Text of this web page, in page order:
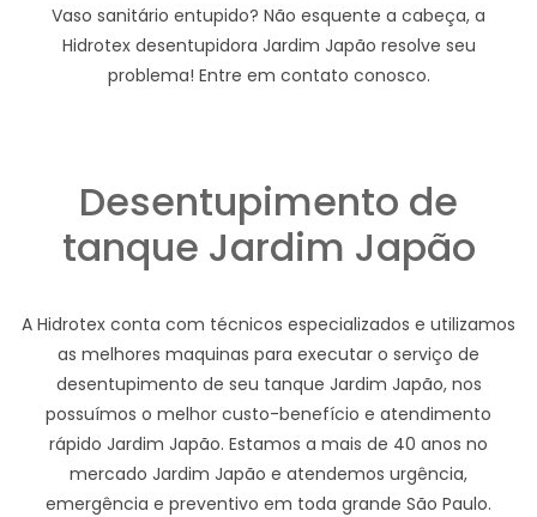
Vaso sanitário entupido? Não esquente a cabeça, a
Hidrotex desentupidora Jardim Japão resolve seu
problema! Entre em contato conosco.
Desentupimento de
tanque Jardim Japão
A Hidrotex conta com técnicos especializados e utilizamos
as melhores maquinas para executar o serviço de
desentupimento de seu tanque Jardim Japão, nos
possuímos o melhor custo-benefício e atendimento
rápido Jardim Japão. Estamos a mais de 40 anos no
mercado Jardim Japão e atendemos urgência,
emergência e preventivo em toda grande São Paulo.